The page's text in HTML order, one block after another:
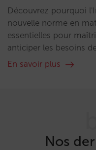
Découvrez pourquoi
nouvelle norme en
essentielles pour
anticiper les besoins de
En savoir plus
Nos